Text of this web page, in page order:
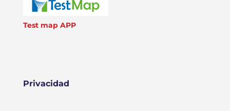
Test map APP
Privacidad